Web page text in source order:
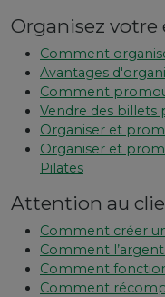
Organisez votre
Comment
Avantages
Comment
Vendre des
Organiser et
Organiser et
Pilates
Attention au
Comment créer
Comment
Comment
Comment